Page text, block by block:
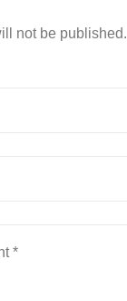
not be published.